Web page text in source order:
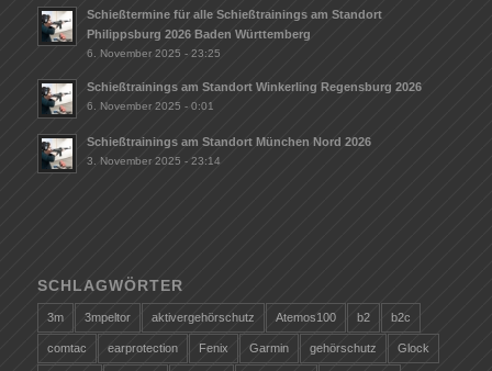
Schießtermine für alle Schießtrainings am Standort
Philippsburg 2026 Baden Württemberg
6. November 2025 - 23:25
Schießtrainings am Standort Winkerling Regensburg 2026
6. November 2025 - 0:01
Schießtrainings am Standort München Nord 2026
3. November 2025 - 23:14
SCHLAGWÖRTER
3m 3mpeltor aktivergehörschutz Atemos100 b2 b2c
comtac earprotection Fenix Garmin gehörschutz Glock